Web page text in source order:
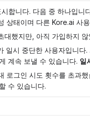
합니다. 다음 중 하나입니
상태이며 다른 Kore.ai 사
대했지만, 아직 가입하지
일시 중단한 사용자입니다
계속 보낼 수 있습니다. 일
로그인 시도 횟수를 초과
수 있습니다.